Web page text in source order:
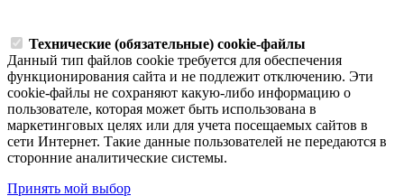
Технические (обязательные) cookie-файлы
Данный тип файлов cookie требуется для обеспечения
функционирования сайта и не подлежит отключению. Эти
сookie-файлы не сохраняют какую-либо информацию о
пользователе, которая может быть использована в
маркетинговых целях или для учета посещаемых сайтов в
сети Интернет. Такие данные пользователей не передаются в
сторонние аналитические системы.
Принять мой выбор